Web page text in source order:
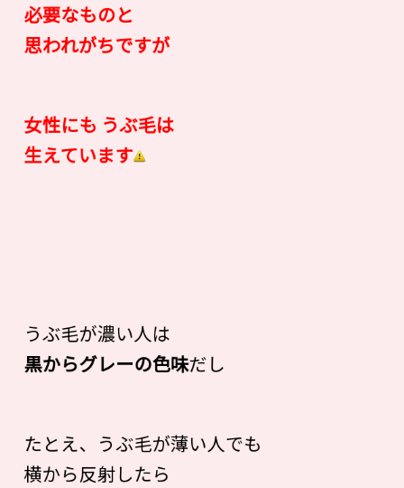
必要なものと
思われがちですが
女性にも うぶ毛は
生えています
うぶ毛が濃い人は
黒からグレーの色味だし
たとえ、うぶ毛が薄い人でも
横から反射したら